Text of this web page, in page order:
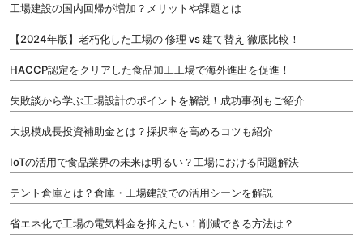
工場建設の国内回帰が増加？メリットや課題とは
【2024年版】老朽化した工場の 修理 vs 建て替え 徹底比較！
HACCP認定をクリアした食品加工工場で海外進出を促進！
失敗談から学ぶ工場設計のポイントを解説！成功事例もご紹介
大規模成長投資補助金とは？採択率を高めるコツも紹介
IoTの活用で食品業界の未来は明るい？工場における問題解決
テント倉庫とは？倉庫・工場建設での活用シーンを解説
省エネ化で工場の電気料金を抑えたい！削減できる方法は？